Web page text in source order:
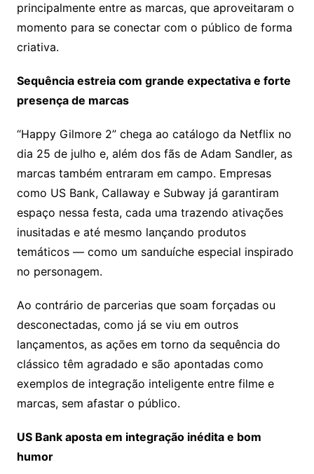
principalmente entre as marcas, que aproveitaram o
momento para se conectar com o público de forma
criativa.
Sequência estreia com grande expectativa e forte
presença de marcas
“Happy Gilmore 2” chega ao catálogo da Netflix no
dia 25 de julho e, além dos fãs de Adam Sandler, as
marcas também entraram em campo. Empresas
como US Bank, Callaway e Subway já garantiram
espaço nessa festa, cada uma trazendo ativações
inusitadas e até mesmo lançando produtos
temáticos — como um sanduíche especial inspirado
no personagem.
Ao contrário de parcerias que soam forçadas ou
desconectadas, como já se viu em outros
lançamentos, as ações em torno da sequência do
clássico têm agradado e são apontadas como
exemplos de integração inteligente entre filme e
marcas, sem afastar o público.
US Bank aposta em integração inédita e bom
humor